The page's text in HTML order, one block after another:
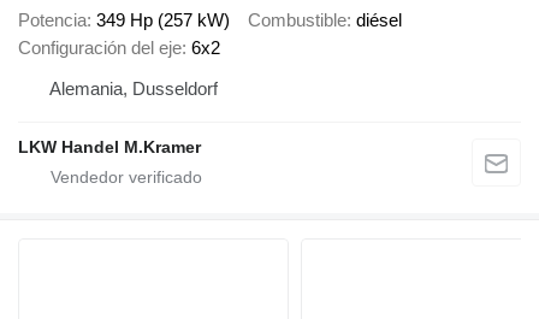
Potencia 349 Hp (257 kW) Combustible diésel
Configuración del eje 6x2
Alemania, Dusseldorf
LKW Handel M.Kramer